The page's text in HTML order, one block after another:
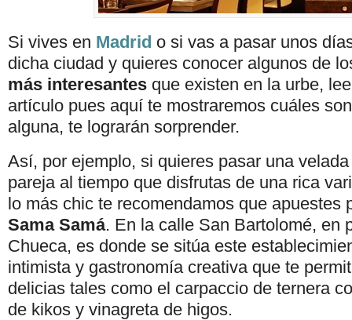
Si vives en Madrid o si vas a pasar unos
dicha ciudad y quieres conocer algunos de
más interesantes que existen en la urbe,
artículo pues aquí te mostraremos cuáles
alguna, te lograrán sorprender.
Así, por ejemplo, si quieres pasar una
pareja al tiempo que disfrutas de una rica
lo más chic te recomendamos que apuestes
Sama Samá. En la calle San Bartolomé, en
Chueca, es donde se sitúa este
intimista y gastronomía creativa que te
delicias tales como el carpaccio de ternera
de kikos y vinagreta de higos.